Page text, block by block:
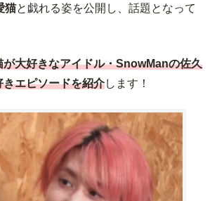
猫と戯れる姿を公開し、話題となって
が大好きなアイドル・SnowManの佐久
エピソードを紹介します！